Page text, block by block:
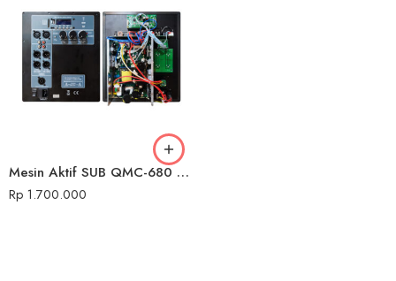
Mesin Aktif SUB QMC-680 USB
Rp 1.700.000